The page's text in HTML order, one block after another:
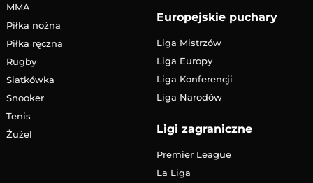
MMA
Piłka nożna
Piłka ręczna
Rugby
Siatkówka
Snooker
Tenis
Żużel
Europejskie puchary
Liga Mistrzów
Liga Europy
Liga Konferencji
Liga Narodów
Ligi zagraniczne
Premier League
La Liga